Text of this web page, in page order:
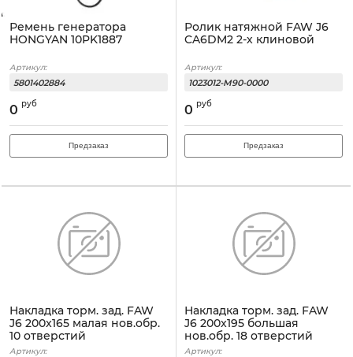
Ремень генератора
HONGYAN 10PK1887
Артикул:
5801402884
0 руб
Предзаказ
Ролик натяжной FAW J6
CA6DM2 2-х клиновой
Артикул:
1023012-M90-0000
0 руб
Предзаказ
Накладка торм. зад. FAW
J6 200x165 малая нов.обр.
10 отверстий
Артикул:
Накладка торм. зад. FAW
J6 200x195 большая
нов.обр. 18 отверстий
Артикул: